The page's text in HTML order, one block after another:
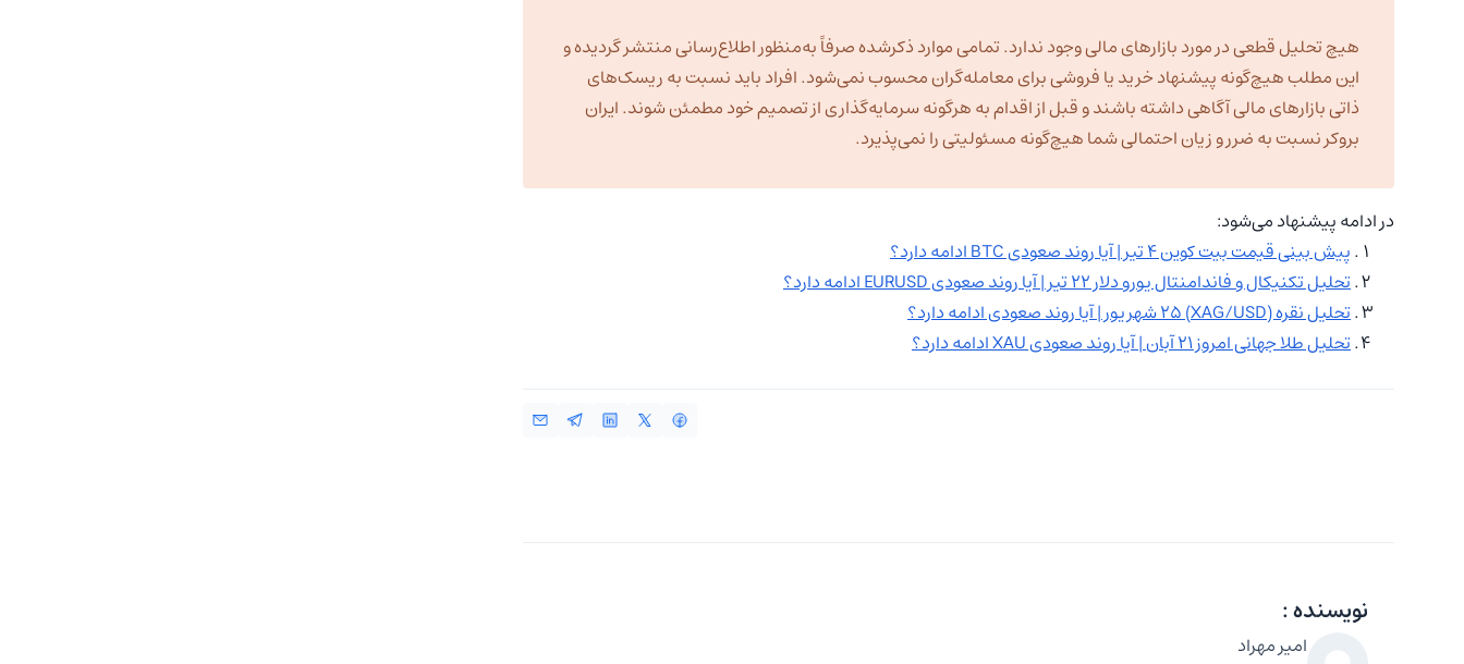
هیچ تحلیل قطعی در مورد بازارهای مالی وجود ندارد. تمامی موارد ذکرشده صرفاً به‌منظور اطلاع‌رسانی منتشر گردیده و
این مطلب هیچ‌گونه پیشنهاد خرید یا فروشی برای معامله‌گران محسوب نمی‌شود. افراد باید نسبت به ریسک‌های
ذاتی بازارهای مالی آگاهی داشته باشند و قبل از اقدام به هرگونه سرمایه‌گذاری از تصمیم خود مطمئن شوند. ایران
بروکر نسبت به ضرر و زیان احتمالی شما هیچ‌گونه مسئولیتی را نمی‌پذیرد.
در ادامه پیشنهاد می‌شود:
پیش بینی قیمت بیت کوین ۴ تیر | آیا روند صعودی BTC ادامه دارد؟
تحلیل تکنیکال و فاندامنتال یورو دلار ۲۲ تیر | آیا روند صعودی EURUSD ادامه دارد؟
تحلیل نقره (XAG/USD) ۲۵ شهریور | آیا روند صعودی ادامه دارد؟
تحلیل طلا جهانی امروز ۲۱ آبان | آیا روند صعودی XAU ادامه دارد؟
نویسنده :
امیر مهراد